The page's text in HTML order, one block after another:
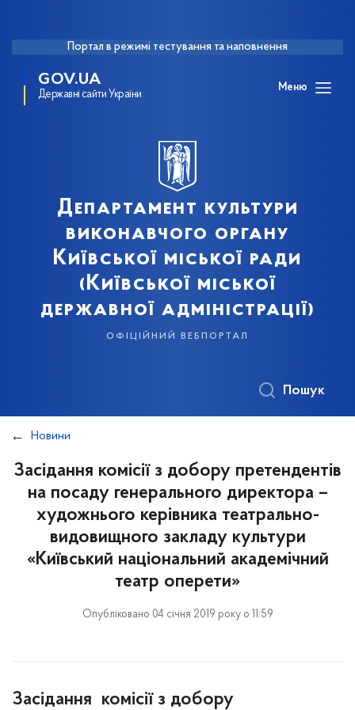
Портал в режимі тестування та наповнення
GOV.UA
Державні сайти України
Меню
Департамент культури
виконавчого органу
Київської міської ради
(Київської міської
державної адміністрації)
офіційний вебпортал
Пошук
Новини
Засідання комісії з добору претендентів
на посаду генерального директора –
художнього керівника театрально-
видовищного закладу культури
«Київський національний академічний
театр оперети»
Опубліковано 04 січня 2019 року о 11:59
Засідання комісії з добору